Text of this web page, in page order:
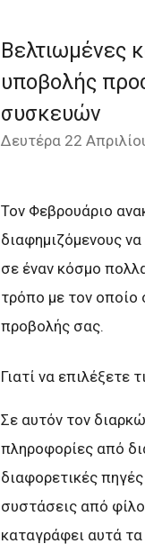
Βελτιωμένες
υποβολής
συσκευών
Δευτέρα 22
Τον Φεβρουάριο
διαφημιζόμενους
σε έναν κόσμο
τρόπο με τον οποίο
προβολής σας.
Γιατί να επιλέξετε
Σε αυτόν τον
πληροφορίες από
διαφορετικές
συστάσεις από
καταγράφει αυτά